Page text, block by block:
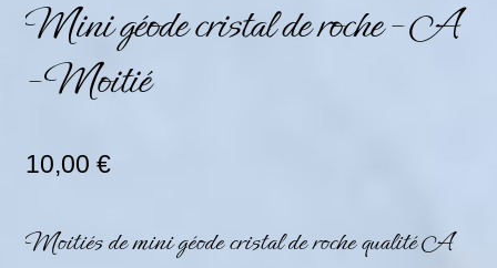
Mini géode cristal de roche – A
– Moitié
10,00 €
Moitiés de mini géode cristal de roche qualité A